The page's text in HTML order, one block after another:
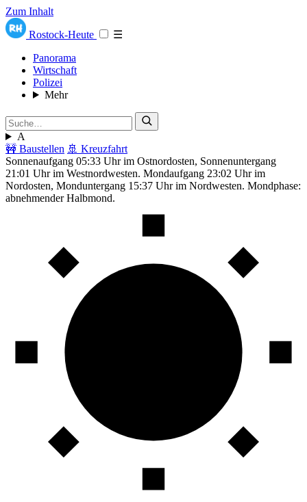
Zum Inhalt
Rostock-Heute
☰
Panorama
Wirtschaft
Polizei
Mehr
A
🚧 Baustellen 🚢 Kreuzfahrt
Sonnenaufgang 05:33 Uhr im Ostnordosten, Sonnenuntergang
21:01 Uhr im Westnordwesten. Mondaufgang 23:02 Uhr im
Nordosten, Monduntergang 15:37 Uhr im Nordwesten. Mondphase:
abnehmender Halbmond.